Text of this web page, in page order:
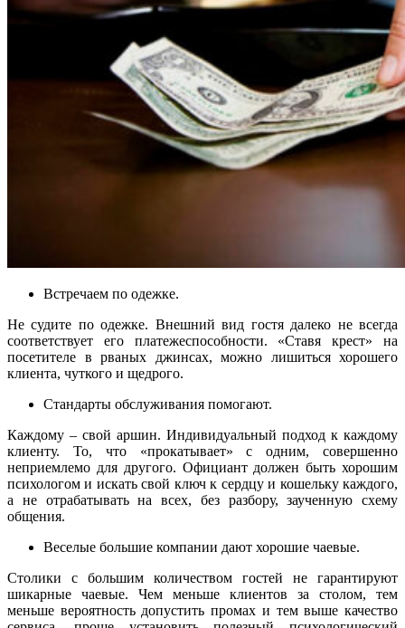
Встречаем по одежке.
Не судите по одежке. Внешний вид гостя далеко не всегда
соответствует его платежеспособности. «Ставя крест» на
посетителе в рваных джинсах, можно лишиться хорошего
клиента, чуткого и щедрого.
Стандарты обслуживания помогают.
Каждому – свой аршин. Индивидуальный подход к каждому
клиенту. То, что «прокатывает» с одним, совершенно
неприемлемо для другого. Официант должен быть хорошим
психологом и искать свой ключ к сердцу и кошельку каждого,
а не отрабатывать на всех, без разбору, заученную схему
общения.
Веселые большие компании дают хорошие чаевые.
Столики с большим количеством гостей не гарантируют
шикарные чаевые. Чем меньше клиентов за столом, тем
меньше вероятность допустить промах и тем выше качество